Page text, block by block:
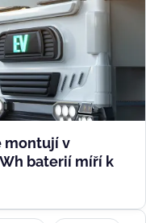
montují v
baterií míří k